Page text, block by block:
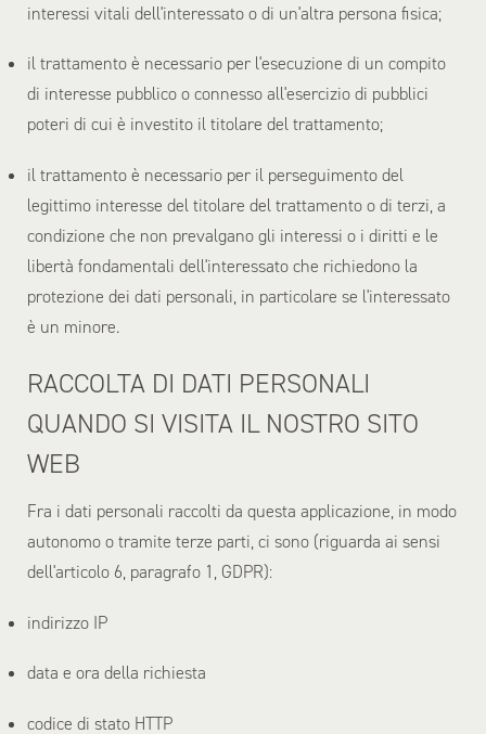
interessi vitali dell'interessato o di un'altra persona fisica;
il trattamento è necessario per l'esecuzione di un compito
di interesse pubblico o connesso all'esercizio di pubblici
poteri di cui è investito il titolare del trattamento;
il trattamento è necessario per il perseguimento del
legittimo interesse del titolare del trattamento o di terzi, a
condizione che non prevalgano gli interessi o i diritti e le
libertà fondamentali dell'interessato che richiedono la
protezione dei dati personali, in particolare se l'interessato
è un minore.
RACCOLTA DI DATI PERSONALI
QUANDO SI VISITA IL NOSTRO SITO
WEB
Fra i dati personali raccolti da questa applicazione, in modo
autonomo o tramite terze parti, ci sono (riguarda ai sensi
dell'articolo 6, paragrafo 1, GDPR):
indirizzo IP
data e ora della richiesta
codice di stato HTTP